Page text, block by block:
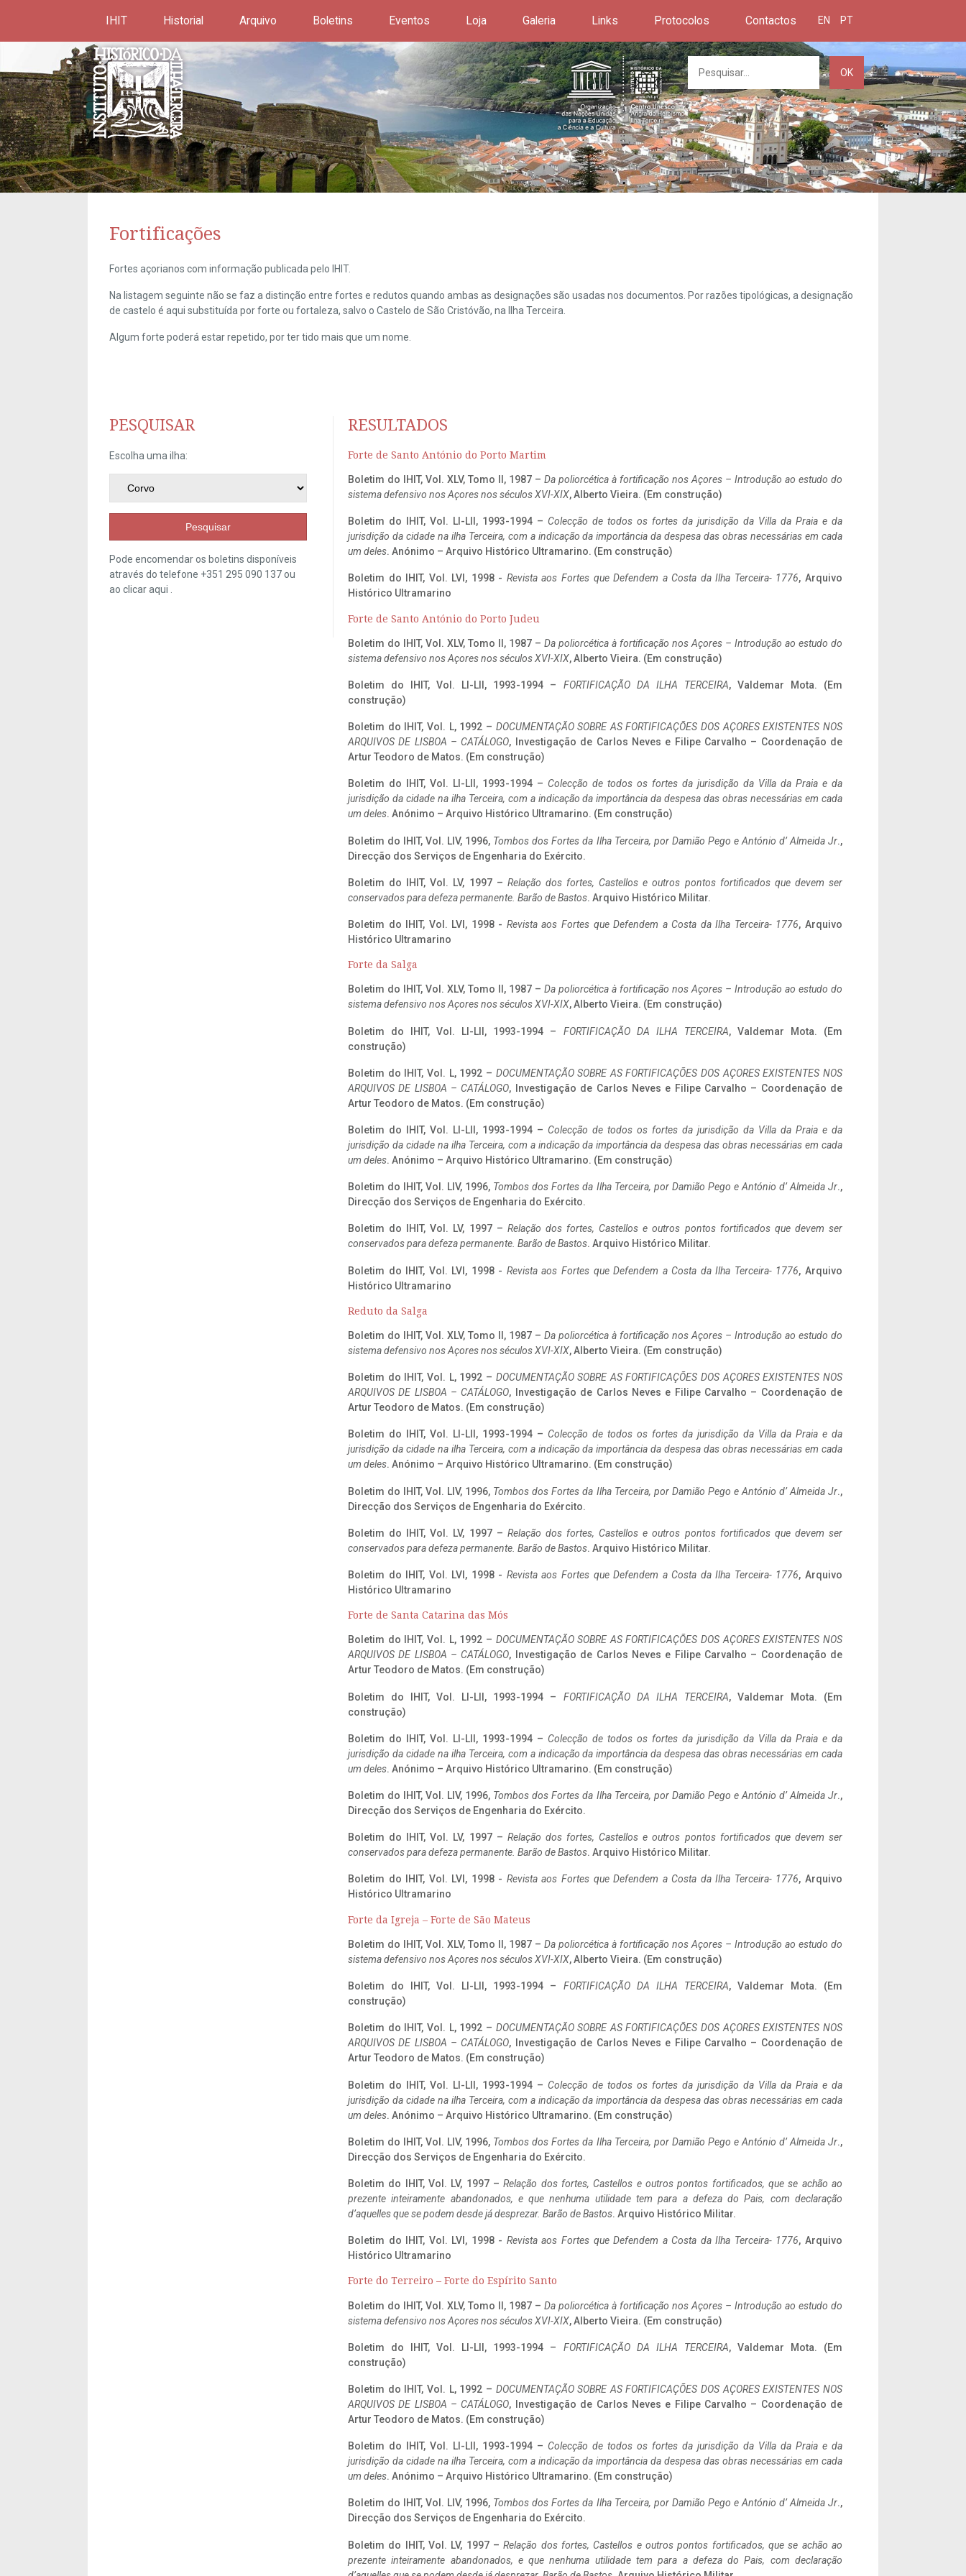
IHIT Historial Arquivo Boletins Eventos Loja Galeria Links Protocolos Contactos EN PT
OK
Fortificações
Fortes açorianos com informação publicada pelo IHIT.
Na listagem seguinte não se faz a distinção entre fortes e redutos quando ambas as designações são usadas nos documentos. Por razões tipológicas, a designação
de castelo é aqui substituída por forte ou fortaleza, salvo o Castelo de São Cristóvão, na Ilha Terceira.
Algum forte poderá estar repetido, por ter tido mais que um nome.
PESQUISAR
Escolha uma ilha:
Pesquisar
Pode encomendar os boletins disponíveis
através do telefone +351 295 090 137 ou
ao clicaraqui
RESULTADOS
Forte de Santo António do Porto Martim
Boletim do IHIT, Vol. XLV, Tomo II, 1987 – Da poliorcética à fortificação nos Açores – Introdução ao estudo do
sistema defensivo nos Açores nos séculos XVI-XIX, Alberto Vieira. (Em construção)
Boletim do IHIT, Vol. LI-LII, 1993-1994 – Colecção de todos os fortes da jurisdição da Villa da Praia e da
jurisdição da cidade na ilha Terceira, com a indicação da importância da despesa das obras necessárias em cada
um deles. Anónimo – Arquivo Histórico Ultramarino. (Em construção)
Boletim do IHIT, Vol. LVI, 1998 - Revista aos Fortes que Defendem a Costa da Ilha Terceira- 1776, Arquivo
Histórico Ultramarino
Forte de Santo António do Porto Judeu
Boletim do IHIT, Vol. XLV, Tomo II, 1987 – Da poliorcética à fortificação nos Açores – Introdução ao estudo do
sistema defensivo nos Açores nos séculos XVI-XIX, Alberto Vieira. (Em construção)
Boletim do IHIT, Vol. LI-LII, 1993-1994 – FORTIFICAÇÃO DA ILHA TERCEIRA, Valdemar Mota. (Em
construção)
Boletim do IHIT, Vol. L, 1992 – DOCUMENTAÇÃO SOBRE AS FORTIFICAÇÕES DOS AÇORES EXISTENTES NOS
ARQUIVOS DE LISBOA – CATÁLOGO, Investigação de Carlos Neves e Filipe Carvalho – Coordenação de
Artur Teodoro de Matos. (Em construção)
Boletim do IHIT, Vol. LI-LII, 1993-1994 – Colecção de todos os fortes da jurisdição da Villa da Praia e da
jurisdição da cidade na ilha Terceira, com a indicação da importância da despesa das obras necessárias em cada
um deles. Anónimo – Arquivo Histórico Ultramarino. (Em construção)
Boletim do IHIT, Vol. LIV, 1996, Tombos dos Fortes da Ilha Terceira, por Damião Pego e António d’ Almeida Jr.,
Direcção dos Serviços de Engenharia do Exército.
Boletim do IHIT, Vol. LV, 1997 – Relação dos fortes, Castellos e outros pontos fortificados que devem ser
conservados para defeza permanente. Barão de Bastos. Arquivo Histórico Militar.
Boletim do IHIT, Vol. LVI, 1998 - Revista aos Fortes que Defendem a Costa da Ilha Terceira- 1776, Arquivo
Histórico Ultramarino
Forte da Salga
Boletim do IHIT, Vol. XLV, Tomo II, 1987 – Da poliorcética à fortificação nos Açores – Introdução ao estudo do
sistema defensivo nos Açores nos séculos XVI-XIX, Alberto Vieira. (Em construção)
Boletim do IHIT, Vol. LI-LII, 1993-1994 – FORTIFICAÇÃO DA ILHA TERCEIRA, Valdemar Mota. (Em
construção)
Boletim do IHIT, Vol. L, 1992 – DOCUMENTAÇÃO SOBRE AS FORTIFICAÇÕES DOS AÇORES EXISTENTES NOS
ARQUIVOS DE LISBOA – CATÁLOGO, Investigação de Carlos Neves e Filipe Carvalho – Coordenação de
Artur Teodoro de Matos. (Em construção)
Boletim do IHIT, Vol. LI-LII, 1993-1994 – Colecção de todos os fortes da jurisdição da Villa da Praia e da
jurisdição da cidade na ilha Terceira, com a indicação da importância da despesa das obras necessárias em cada
um deles. Anónimo – Arquivo Histórico Ultramarino. (Em construção)
Boletim do IHIT, Vol. LIV, 1996, Tombos dos Fortes da Ilha Terceira, por Damião Pego e António d’ Almeida Jr.,
Direcção dos Serviços de Engenharia do Exército.
Boletim do IHIT, Vol. LV, 1997 – Relação dos fortes, Castellos e outros pontos fortificados que devem ser
conservados para defeza permanente. Barão de Bastos. Arquivo Histórico Militar.
Boletim do IHIT, Vol. LVI, 1998 - Revista aos Fortes que Defendem a Costa da Ilha Terceira- 1776, Arquivo
Histórico Ultramarino
Reduto da Salga
Boletim do IHIT, Vol. XLV, Tomo II, 1987 – Da poliorcética à fortificação nos Açores – Introdução ao estudo do
sistema defensivo nos Açores nos séculos XVI-XIX, Alberto Vieira. (Em construção)
Boletim do IHIT, Vol. L, 1992 – DOCUMENTAÇÃO SOBRE AS FORTIFICAÇÕES DOS AÇORES EXISTENTES NOS
ARQUIVOS DE LISBOA – CATÁLOGO, Investigação de Carlos Neves e Filipe Carvalho – Coordenação de
Artur Teodoro de Matos. (Em construção)
Boletim do IHIT, Vol. LI-LII, 1993-1994 – Colecção de todos os fortes da jurisdição da Villa da Praia e da
jurisdição da cidade na ilha Terceira, com a indicação da importância da despesa das obras necessárias em cada
um deles. Anónimo – Arquivo Histórico Ultramarino. (Em construção)
Boletim do IHIT, Vol. LIV, 1996, Tombos dos Fortes da Ilha Terceira, por Damião Pego e António d’ Almeida Jr.,
Direcção dos Serviços de Engenharia do Exército.
Boletim do IHIT, Vol. LV, 1997 – Relação dos fortes, Castellos e outros pontos fortificados que devem ser
conservados para defeza permanente. Barão de Bastos. Arquivo Histórico Militar.
Boletim do IHIT, Vol. LVI, 1998 - Revista aos Fortes que Defendem a Costa da Ilha Terceira- 1776, Arquivo
Histórico Ultramarino
Forte de Santa Catarina das Mós
Boletim do IHIT, Vol. L, 1992 – DOCUMENTAÇÃO SOBRE AS FORTIFICAÇÕES DOS AÇORES EXISTENTES NOS
ARQUIVOS DE LISBOA – CATÁLOGO, Investigação de Carlos Neves e Filipe Carvalho – Coordenação de
Artur Teodoro de Matos. (Em construção)
Boletim do IHIT, Vol. LI-LII, 1993-1994 – FORTIFICAÇÃO DA ILHA TERCEIRA, Valdemar Mota. (Em
construção)
Boletim do IHIT, Vol. LI-LII, 1993-1994 – Colecção de todos os fortes da jurisdição da Villa da Praia e da
jurisdição da cidade na ilha Terceira, com a indicação da importância da despesa das obras necessárias em cada
um deles. Anónimo – Arquivo Histórico Ultramarino. (Em construção)
Boletim do IHIT, Vol. LIV, 1996, Tombos dos Fortes da Ilha Terceira, por Damião Pego e António d’ Almeida Jr.,
Direcção dos Serviços de Engenharia do Exército.
Boletim do IHIT, Vol. LV, 1997 – Relação dos fortes, Castellos e outros pontos fortificados que devem ser
conservados para defeza permanente. Barão de Bastos. Arquivo Histórico Militar.
Boletim do IHIT, Vol. LVI, 1998 - Revista aos Fortes que Defendem a Costa da Ilha Terceira- 1776, Arquivo
Histórico Ultramarino
Forte da Igreja – Forte de São Mateus
Boletim do IHIT, Vol. XLV, Tomo II, 1987 – Da poliorcética à fortificação nos Açores – Introdução ao estudo do
sistema defensivo nos Açores nos séculos XVI-XIX, Alberto Vieira. (Em construção)
Boletim do IHIT, Vol. LI-LII, 1993-1994 – FORTIFICAÇÃO DA ILHA TERCEIRA, Valdemar Mota. (Em
construção)
Boletim do IHIT, Vol. L, 1992 – DOCUMENTAÇÃO SOBRE AS FORTIFICAÇÕES DOS AÇORES EXISTENTES NOS
ARQUIVOS DE LISBOA – CATÁLOGO, Investigação de Carlos Neves e Filipe Carvalho – Coordenação de
Artur Teodoro de Matos. (Em construção)
Boletim do IHIT, Vol. LI-LII, 1993-1994 – Colecção de todos os fortes da jurisdição da Villa da Praia e da
jurisdição da cidade na ilha Terceira, com a indicação da importância da despesa das obras necessárias em cada
um deles. Anónimo – Arquivo Histórico Ultramarino. (Em construção)
Boletim do IHIT, Vol. LIV, 1996, Tombos dos Fortes da Ilha Terceira, por Damião Pego e António d’ Almeida Jr.,
Direcção dos Serviços de Engenharia do Exército.
Boletim do IHIT, Vol. LV, 1997 –Relação dos fortes, Castellos e outros pontos fortificados, que se achão ao
prezente inteiramente abandonados, e que nenhuma utilidade tem para a defeza do Pais, com declaração
d’aquelles que se podem desde já desprezar. Barão de Bastos. Arquivo Histórico Militar.
Boletim do IHIT, Vol. LVI, 1998 - Revista aos Fortes que Defendem a Costa da Ilha Terceira- 1776, Arquivo
Histórico Ultramarino
Forte do Terreiro – Forte do Espírito Santo
Boletim do IHIT, Vol. XLV, Tomo II, 1987 – Da poliorcética à fortificação nos Açores – Introdução ao estudo do
sistema defensivo nos Açores nos séculos XVI-XIX, Alberto Vieira. (Em construção)
Boletim do IHIT, Vol. LI-LII, 1993-1994 – FORTIFICAÇÃO DA ILHA TERCEIRA, Valdemar Mota. (Em
construção)
Boletim do IHIT, Vol. L, 1992 – DOCUMENTAÇÃO SOBRE AS FORTIFICAÇÕES DOS AÇORES EXISTENTES NOS
ARQUIVOS DE LISBOA – CATÁLOGO, Investigação de Carlos Neves e Filipe Carvalho – Coordenação de
Artur Teodoro de Matos. (Em construção)
Boletim do IHIT, Vol. LI-LII, 1993-1994 – Colecção de todos os fortes da jurisdição da Villa da Praia e da
jurisdição da cidade na ilha Terceira, com a indicação da importância da despesa das obras necessárias em cada
um deles. Anónimo – Arquivo Histórico Ultramarino. (Em construção)
Boletim do IHIT, Vol. LIV, 1996, Tombos dos Fortes da Ilha Terceira, por Damião Pego e António d’ Almeida Jr.,
Direcção dos Serviços de Engenharia do Exército.
Boletim do IHIT, Vol. LV, 1997 –Relação dos fortes, Castellos e outros pontos fortificados, que se achão ao
prezente inteiramente abandonados, e que nenhuma utilidade tem para a defeza do Pais, com declaração